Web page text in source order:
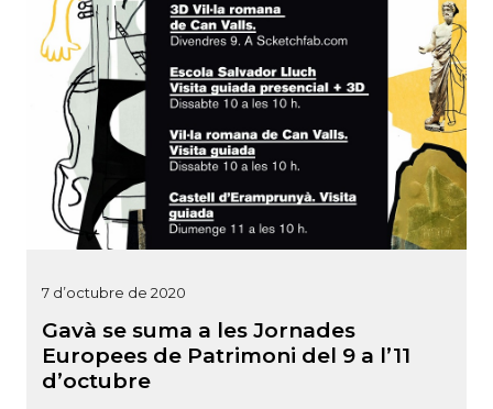
7 d’octubre de 2020
Gavà se suma a les Jornades
Europees de Patrimoni del 9 a l’11
d’octubre